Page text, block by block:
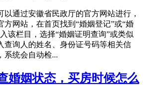
以通过安徽省民政厅的官方网站进行，
方网站，在首页找到“婚姻登记”或“婚
该栏目，选择“婚姻证明查询”或类似
查询人的姓名、身份证号码等相关信
系统会自动检...
婚姻状态，买房时候怎么